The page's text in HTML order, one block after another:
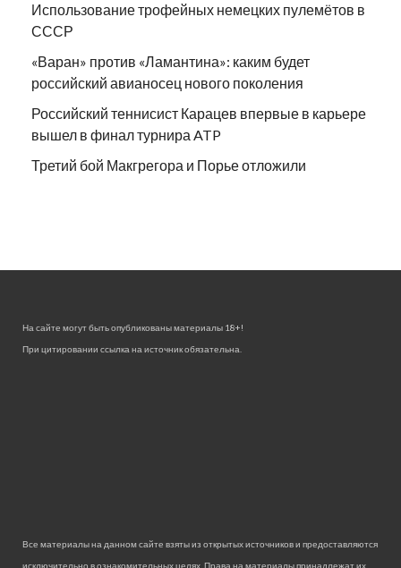
Использование трофейных немецких пулемётов в
СССР
«Варан» против «Ламантина»: каким будет
российский авианосец нового поколения
Российский теннисист Карацев впервые в карьере
вышел в финал турнира ATP
Третий бой Макгрегора и Порье отложили
На сайте могут быть опубликованы материалы 18+!
При цитировании ссылка на источник обязательна.
Все материалы на данном сайте взяты из открытых источников и предоставляются
исключительно в ознакомительных целях. Права на материалы принадлежат их